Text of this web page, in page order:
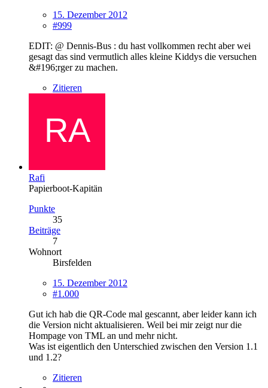
15. Dezember 2012
#999
EDIT: @ Dennis-Bus : du hast vollkommen recht aber wei
gesagt das sind vermutlich alles kleine Kiddys die versuchen
&#196;rger zu machen.
Zitieren
Rafi
Papierboot-Kapitän
Punkte
35
Beiträge
7
Wohnort
Birsfelden
15. Dezember 2012
#1.000
Gut ich hab die QR-Code mal gescannt, aber leider kann ich
die Version nicht aktualisieren. Weil bei mir zeigt nur die
Hompage von TML an und mehr nicht.
Was ist eigentlich den Unterschied zwischen den Version 1.1
und 1.2?
Zitieren